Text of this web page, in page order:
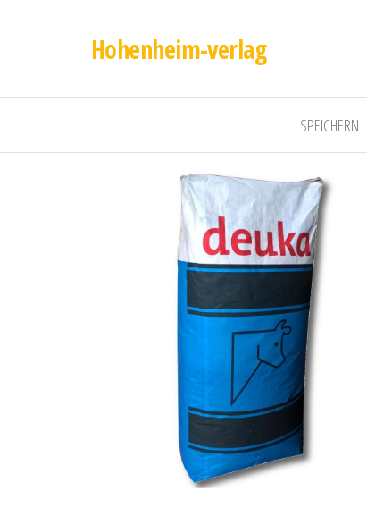
Hohenheim-verlag
SPEICHERN